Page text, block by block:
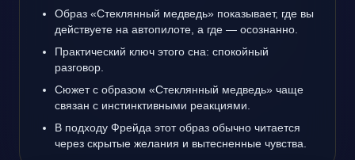
Образ «Стеклянный медведь» показывает, где вы
действуете на автопилоте, а где — осознанно.
Практический ключ этого сна: спокойный
разговор.
Сюжет с образом «Стеклянный медведь» чаще
связан с инстинктивными реакциями.
В подходу Фрейда этот образ обычно читается
через скрытые желания и вытесненные чувства.